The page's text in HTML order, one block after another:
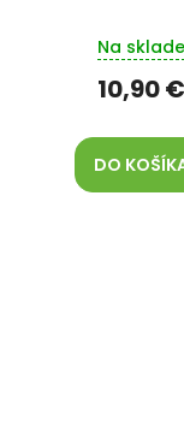
Na sklade
10,90 €
DO